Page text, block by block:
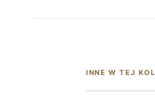
INNE W TEJ